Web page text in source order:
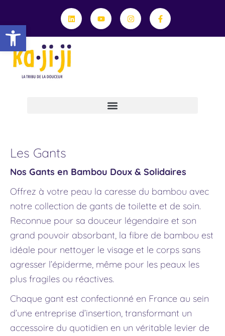
Ouvrir la barre d’outils
contenu
LinkedinYoutubeInstagramFacebook-
f
Les Gants
Nos Gants en Bambou Doux & Solidaires
Offrez à votre peau la caresse du bambou avec
notre collection de gants de toilette et de soin.
Reconnue pour sa douceur légendaire et son
grand pouvoir absorbant, la fibre de bambou est
idéale pour nettoyer le visage et le corps sans
agresser l’épiderme, même pour les peaux les
plus fragiles ou réactives.
Chaque gant est confectionné en France au sein
d’une entreprise d’insertion, transformant un
accessoire du quotidien en un véritable levier de
popularité